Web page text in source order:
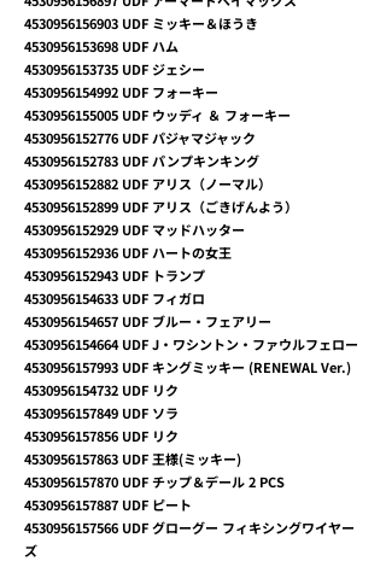
4530956156903 UDF ミッキー＆ほうき
4530956153698 UDF ハム
4530956153735 UDF ジェシー
4530956154992 UDF フォーキー
4530956155005 UDF ウッディ ＆ フォーキー
4530956152776 UDF パジャマジャック
4530956152783 UDF パンプキンキング
4530956152882 UDF アリス（ノーマル）
4530956152899 UDF アリス（ごきげんよう）
4530956152929 UDF マッドハッター
4530956152936 UDF ハートの女王
4530956152943 UDF トランプ
4530956154633 UDF フィガロ
4530956154657 UDF ブルー・フェアリー
4530956154664UDF J・ワシントン・ファウルフェロー
4530956157993 UDF キングミッキー (RENEWAL Ver.)
4530956154732 UDF リク
4530956157849 UDF ソラ
4530956157856 UDF リク
4530956157863 UDF 王様(ミッキー)
4530956157870 UDF チップ＆デール 2 PCS
4530956157887 UDF ピート
4530956157566 UDF グローグー フィキシングワイヤー
ズ